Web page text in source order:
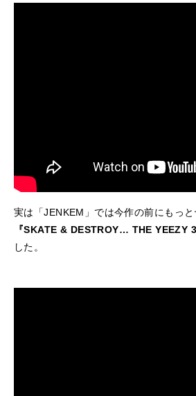
実は「JENKEM」では今作の前にもっ
『SKATE & DESTROY… THE YEEZY
した。